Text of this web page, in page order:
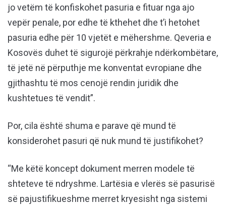
jo vetëm të konfiskohet pasuria e fituar nga ajo
vepër penale, por edhe të kthehet dhe t’i hetohet
pasuria edhe për 10 vjetët e mëhershme. Qeveria e
Kosovës duhet të sigurojë përkrahje ndërkombëtare,
të jetë në përputhje me konventat evropiane dhe
gjithashtu të mos cenojë rendin juridik dhe
kushtetues të vendit”.
Por, cila është shuma e parave që mund të
konsiderohet pasuri që nuk mund të justifikohet?
“Me këtë koncept dokument merren modele të
shteteve të ndryshme. Lartësia e vlerës së pasurisë
së pajustifikueshme merret kryesisht nga sistemi